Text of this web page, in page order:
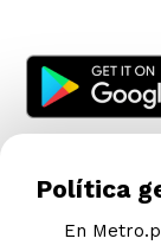
Política
En